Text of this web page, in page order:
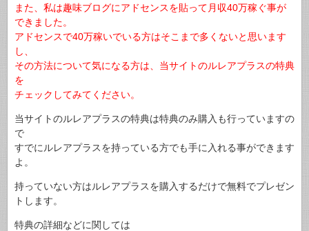
また、私は趣味ブログにアドセンスを貼って月収40万稼ぐ事が
できました。
アドセンスで40万稼いでいる方はそこまで多くないと思います
し、
その方法について気になる方は、当サイトのルレアプラスの特典
を
チェックしてみてください。
当サイトのルレアプラスの特典は特典のみ購入も行っていますの
で
すでにルレアプラスを持っている方でも手に入れる事ができます
よ。
持っていない方はルレアプラスを購入するだけで無料でプレゼン
トします。
特典の詳細などに関しては